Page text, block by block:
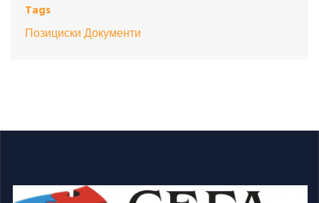
Tags
Позициски Документи